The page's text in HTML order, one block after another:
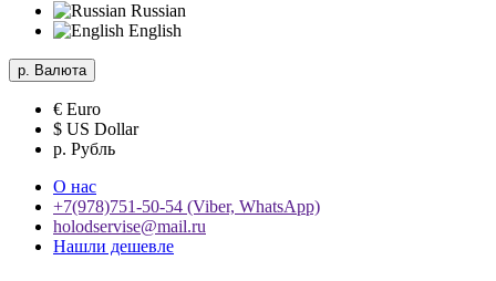
Russian
English
р. Валюта
€ Euro
$ US Dollar
р. Рубль
О нас
+7(978)751-50-54 (Viber, WhatsApp)
holodservise@mail.ru
Нашли дешевле